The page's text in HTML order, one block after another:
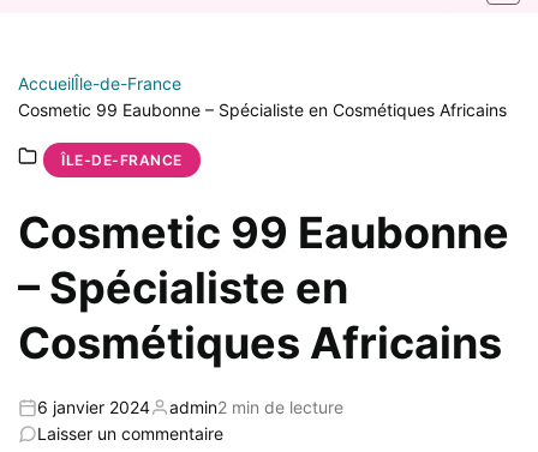
AccueilÎle-de-France
Cosmetic 99 Eaubonne – Spécialiste en Cosmétiques Africains
ÎLE-DE-FRANCE
Cosmetic 99 Eaubonne
– Spécialiste en
Cosmétiques Africains
6 janvier 2024 admin2 min de lecture
Laisser un commentaire